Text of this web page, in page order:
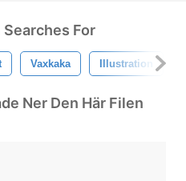
For
Vaxkaka Illustration
Ner Den Här Filen